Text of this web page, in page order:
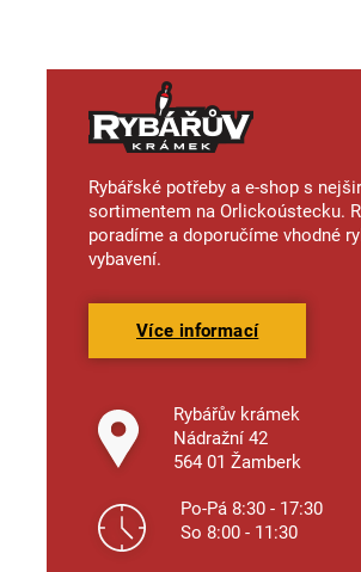
Rybářské potřeby a e-shop s
sortimentem na Orlickoústecku.
poradíme a doporučíme vhodné
vybavení.
Více informací
Rybářův krámek
Nádražní 42
564 01 Žamberk
Po-Pá 8:30 - 17:30
So 8:00 - 11:30